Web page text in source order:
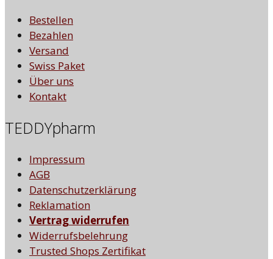
Bestellen
Bezahlen
Versand
Swiss Paket
Über uns
Kontakt
TEDDYpharm
Impressum
AGB
Datenschutzerklärung
Reklamation
Vertrag widerrufen
Widerrufsbelehrung
Trusted Shops Zertifikat